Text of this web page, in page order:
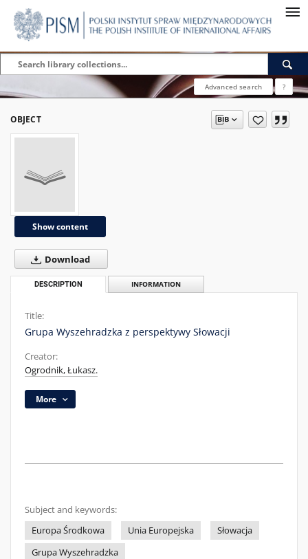
Advanced search ?
OBJECT
Show content
Download
DESCRIPTION INFORMATION
Title:
Grupa Wyszehradzka z perspektywy Słowacji
Creator:
Ogrodnik, Łukasz.
More
Subject and keywords:
Europa Środkowa
Unia Europejska
Słowacja
Grupa Wyszehradzka